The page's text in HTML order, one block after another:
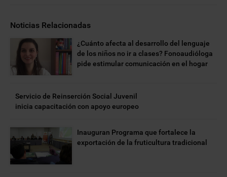
Noticias Relacionadas
¿Cuánto afecta al desarrollo del lenguaje
de los niños no ir a clases? Fonoaudióloga
pide estimular comunicación en el hogar
Servicio de Reinserción Social Juvenil
inicia capacitación con apoyo europeo
Inauguran Programa que fortalece la
exportación de la fruticultura tradicional